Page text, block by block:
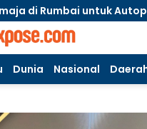
untuk Autopsi,
Dunia Nasional